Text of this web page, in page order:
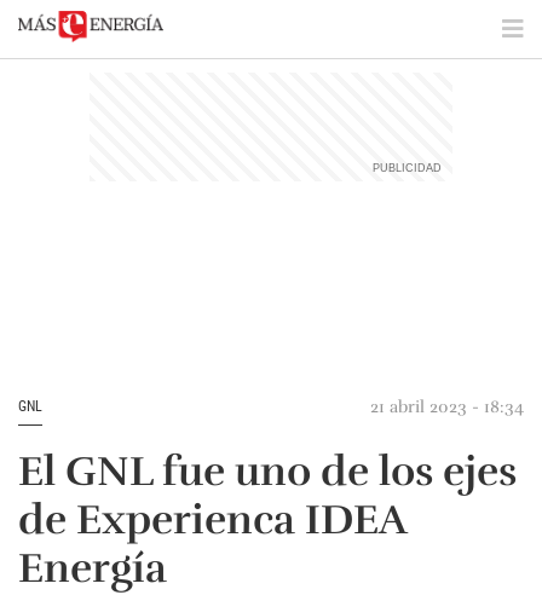
GNL 21 abril 2023 - 18:34
El GNL fue uno de los ejes
de Experienca IDEA
Energía